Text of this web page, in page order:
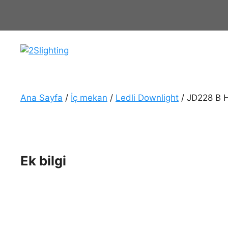
Ana Sayfa / İç mekan / Ledli Downlight / JD228 B
Ek bilgi